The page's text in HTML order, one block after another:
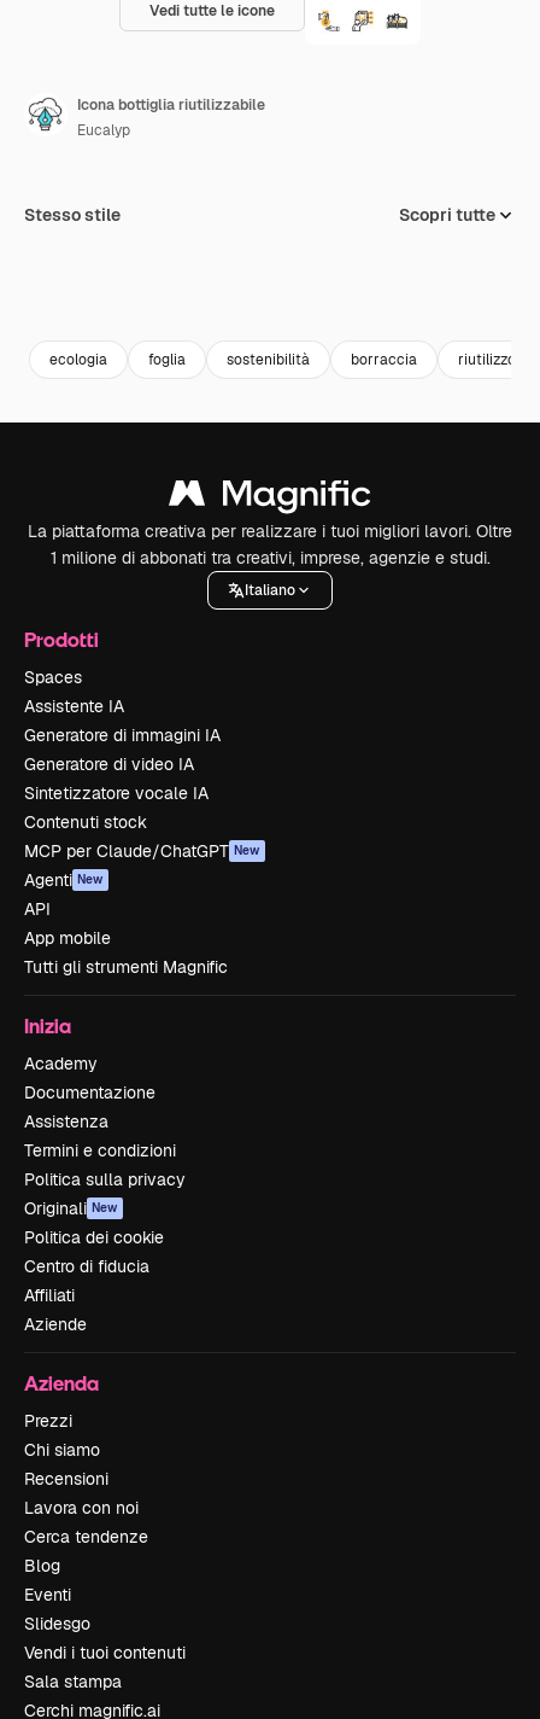
Vedi tutte le icone
Icona bottiglia riutilizzabile
Eucalyp
Stesso stile Scopri tutte
ecologia foglia sostenibilità borraccia riutilizzo
La piattaforma creativa per realizzare i tuoi migliori lavori. Oltre
1 milione di abbonati tra creativi, imprese, agenzie e studi.
Italiano
Prodotti
Spaces
Assistente IA
Generatore di immagini IA
Generatore di video IA
Sintetizzatore vocale IA
Contenuti stock
MCP per Claude/ChatGPT New
Agenti New
API
App mobile
Tutti gli strumenti Magnific
Inizia
Academy
Documentazione
Assistenza
Termini e condizioni
Politica sulla privacy
Originali New
Politica dei cookie
Centro di fiducia
Affiliati
Aziende
Azienda
Prezzi
Chi siamo
Recensioni
Lavora con noi
Cerca tendenze
Blog
Eventi
Slidesgo
Vendi i tuoi contenuti
Sala stampa
Cerchi magnific.ai